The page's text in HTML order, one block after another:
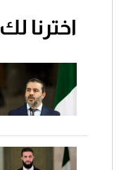
اخترنا لك